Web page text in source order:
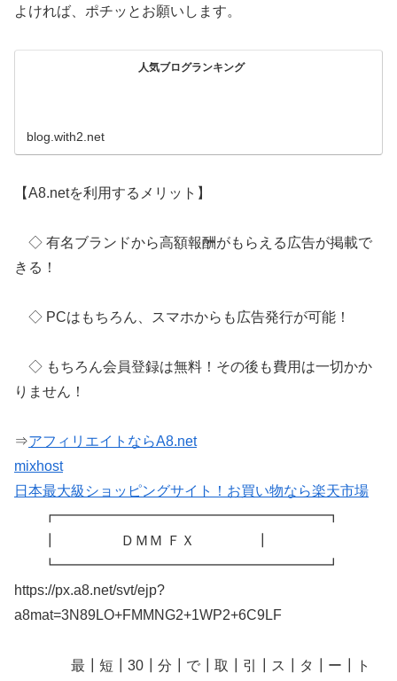
よければ、ポチッとお願いします。
人気ブログランキング
blog.with2.net
【A8.netを利用するメリット】
◇ 有名ブランドから高額報酬がもらえる広告が掲載で
きる！
◇ PCはもちろん、スマホからも広告発行が可能！
◇ もちろん会員登録は無料！その後も費用は一切かか
りません！
⇒アフィリエイトならA8.net
mixhost
日本最大級ショッピングサイト！お買い物なら楽天市場
┏━━━━━━━━━━━━━━━━━━━┓
┃ ＤＭＭ ＦＸ ┃
┗━━━━━━━━━━━━━━━━━━━┛
https://px.a8.net/svt/ejp?
a8mat=3N89LO+FMMNG2+1WP2+6C9LF
最┃短┃30┃分┃で┃取┃引┃ス┃タ┃ー┃ト